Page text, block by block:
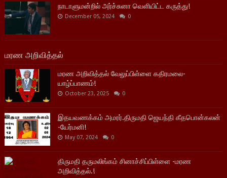
நாடாளுமன்றில் அர்ச்சுனா வெளியிட்ட கருத்து!
December 05, 2024 0
மரண அறிவித்தல்
மரண அறிவித்தல் வேலுப்பிள்ளை கதிரமலை-
யாழ்ப்பாணம்!
October 23, 2025 0
இதயவணக்கம் அமரர்.திருமதி ஜெயந்தி கீதபொன்கலன்
-யேர்மனி!
May 07, 2024 0
திருமதி தருமலிங்கம் சினாச்சிப்பிள்ளை -மரண
அறிவித்தல்.!